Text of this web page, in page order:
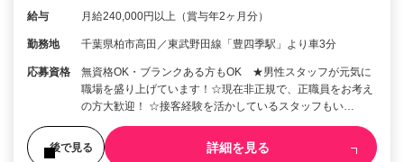
給与 月給240,000円以上（賞与年2ヶ月分）
勤務地 千葉県柏市高田／東武野田線「豊四季駅」より車3分
応募資格
無資格OK・ブランクある方もOK ★男性スタッフが元気に
職場を盛り上げています！☆現在非正規で、正職員をお考え
の方大歓迎！ ☆接客経験を活かしているスタッフもい…
後で見る 詳細を見る